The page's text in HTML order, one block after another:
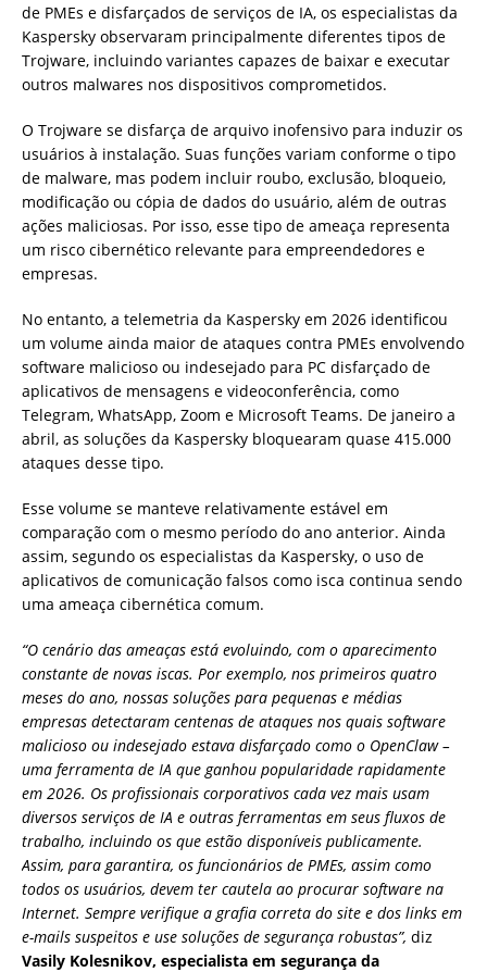
de PMEs e disfarçados de serviços de IA, os especialistas da
Kaspersky observaram principalmente diferentes tipos de
Trojware, incluindo variantes capazes de baixar e executar
outros malwares nos dispositivos comprometidos.
O Trojware se disfarça de arquivo inofensivo para induzir os
usuários à instalação. Suas funções variam conforme o tipo
de malware, mas podem incluir roubo, exclusão, bloqueio,
modificação ou cópia de dados do usuário, além de outras
ações maliciosas. Por isso, esse tipo de ameaça representa
um risco cibernético relevante para empreendedores e
empresas.
No entanto, a telemetria da Kaspersky em 2026 identificou
um volume ainda maior de ataques contra PMEs envolvendo
software malicioso ou indesejado para PC disfarçado de
aplicativos de mensagens e videoconferência, como
Telegram, WhatsApp, Zoom e Microsoft Teams. De janeiro a
abril, as soluções da Kaspersky bloquearam quase 415.000
ataques desse tipo.
Esse volume se manteve relativamente estável em
comparação com o mesmo período do ano anterior. Ainda
assim, segundo os especialistas da Kaspersky, o uso de
aplicativos de comunicação falsos como isca continua sendo
uma ameaça cibernética comum.
“O cenário das ameaças está evoluindo, com o aparecimento
constante de novas iscas. Por exemplo, nos primeiros quatro
meses do ano, nossas soluções para pequenas e médias
empresas detectaram centenas de ataques nos quais software
malicioso ou indesejado estava disfarçado como o OpenClaw –
uma ferramenta de IA que ganhou popularidade rapidamente
em 2026. Os profissionais corporativos cada vez mais usam
diversos serviços de IA e outras ferramentas em seus fluxos de
trabalho, incluindo os que estão disponíveis publicamente.
Assim, para garantira, os funcionários de PMEs, assim como
todos os usuários, devem ter cautela ao procurar software na
Internet. Sempre verifique a grafia correta do site e dos links em
e-mails suspeitos e use soluções de segurança robustas”, diz
Vasily Kolesnikov, especialista em segurança da